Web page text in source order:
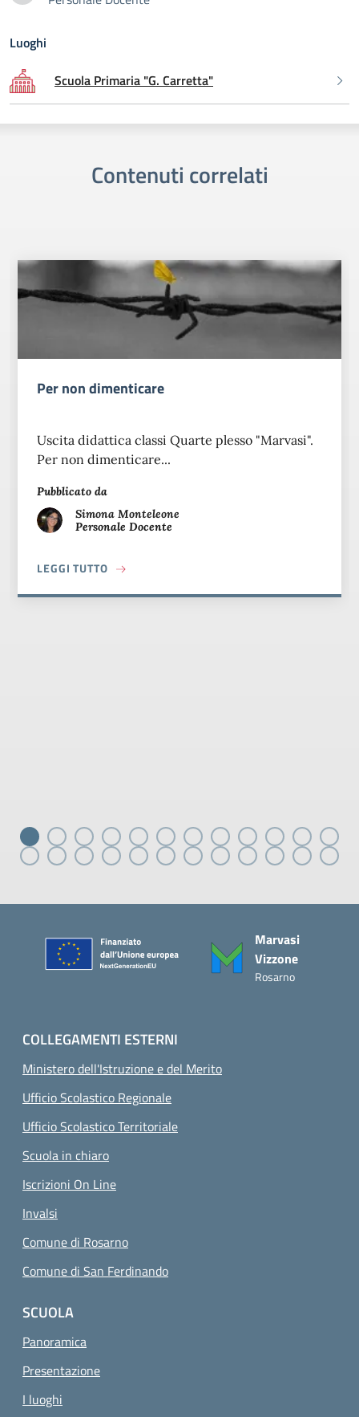
Luoghi
Scuola Primaria "G. Carretta"
Contenuti correlati
Per non dimenticare
Uscita didattica classi Quarte plesso "Marvasi".
Per non dimenticare...
Pubblicato da
Simona Monteleone
Personale Docente
LEGGI TUTTOA PROPOSITO DI PER NON DIMENTICARE
Marvasi
Vizzone
Rosarno
COLLEGAMENTI ESTERNI
Ministero dell'Istruzione e del Merito
Ufficio Scolastico Regionale
Ufficio Scolastico Territoriale
Scuola in chiaro
Iscrizioni On Line
Invalsi
Comune di Rosarno
Comune di San Ferdinando
SCUOLA
Panoramica
Presentazione
I luoghi